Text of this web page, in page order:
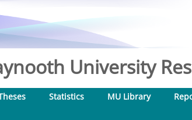
University
Statistics MU Library